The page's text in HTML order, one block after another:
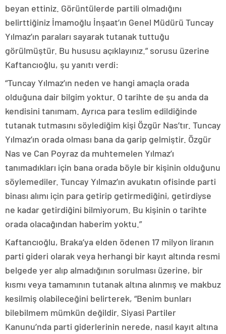
beyan ettiniz. Görüntülerde partili olmadığını
belirttiğiniz İmamoğlu İnşaat’ın Genel Müdürü Tuncay
Yılmaz’ın paraları sayarak tutanak tuttuğu
görülmüştür. Bu hususu açıklayınız.” sorusu üzerine
Kaftancıoğlu, şu yanıtı verdi:
“Tuncay Yılmaz’ın neden ve hangi amaçla orada
olduğuna dair bilgim yoktur. O tarihte de şu anda da
kendisini tanımam. Ayrıca para teslim edildiğinde
tutanak tutmasını söylediğim kişi Özgür Nas’tır. Tuncay
Yılmaz’ın orada olması bana da garip gelmiştir. Özgür
Nas ve Can Poyraz da muhtemelen Yılmaz’ı
tanımadıkları için bana orada böyle bir kişinin olduğunu
söylemediler. Tuncay Yılmaz’ın avukatın ofisinde parti
binası alımı için para getirip getirmediğini, getirdiyse
ne kadar getirdiğini bilmiyorum. Bu kişinin o tarihte
orada olacağından haberim yoktu.”
Kaftancıoğlu, Braka’ya elden ödenen 17 milyon liranın
parti gideri olarak veya herhangi bir kayıt altında resmi
belgede yer alıp almadığının sorulması üzerine, bir
kısmı veya tamamının tutanak altına alınmış ve makbuz
kesilmiş olabileceğini belirterek, “Benim bunları
bilebilmem mümkün değildir. Siyasi Partiler
Kanunu’nda parti giderlerinin nerede, nasıl kayıt altına